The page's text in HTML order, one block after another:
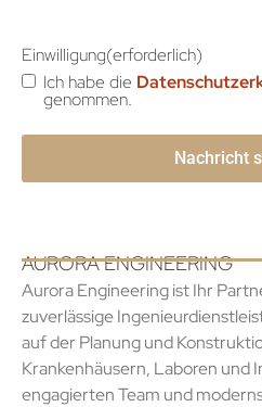
Einwilligung(erforderlich)
Ich habe die
genommen.
AURORA ENGINEERING
Aurora Engineering ist Ihr
zuverlässige
auf der Planung und
Krankenhäusern, Laboren und
engagierten Team und